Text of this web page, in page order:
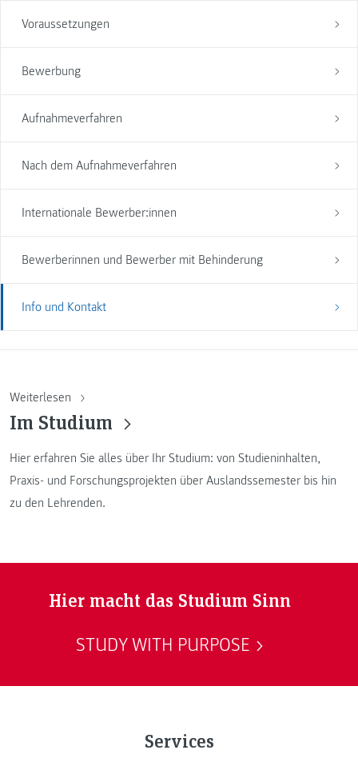
Voraussetzungen
Bewerbung
Aufnahmeverfahren
Nach dem Aufnahmeverfahren
Internationale Bewerber:innen
Bewerberinnen und Bewerber mit Behinderung
Info und Kontakt
Weiterlesen
Im Studium
Hier erfahren Sie alles über Ihr Studium: von Studieninhalten,
Praxis- und Forschungsprojekten über Auslandssemester bis hin
zu den Lehrenden.
Hier macht das Studium Sinn
STUDY WITH PURPOSE
Services